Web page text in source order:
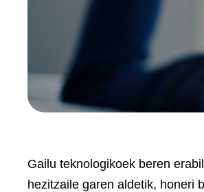
Gailu teknologikoek beren
hezitzaile garen aldetik, honeri